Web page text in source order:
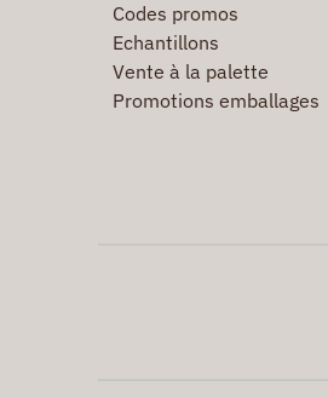
Codes promos
Echantillons
Vente à la palette
Promotions emballages